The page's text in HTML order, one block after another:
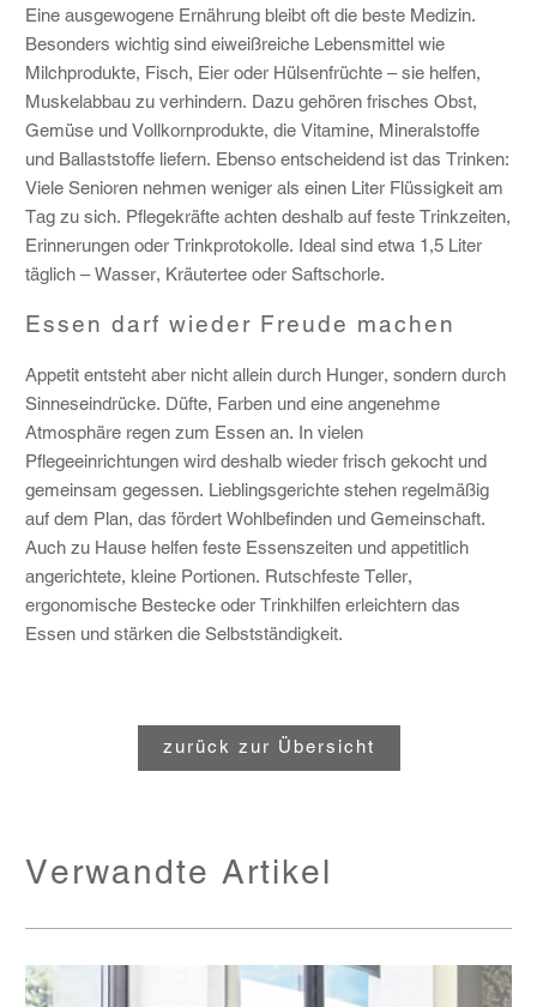
Eine ausgewogene Ernährung bleibt oft die beste Medizin.
Besonders wichtig sind eiweißreiche Lebensmittel wie
Milchprodukte, Fisch, Eier oder Hülsenfrüchte – sie helfen,
Muskelabbau zu verhindern. Dazu gehören frisches Obst,
Gemüse und Vollkornprodukte, die Vitamine, Mineralstoffe
und Ballaststoffe liefern. Ebenso entscheidend ist das Trinken:
Viele Senioren nehmen weniger als einen Liter Flüssigkeit am
Tag zu sich. Pflegekräfte achten deshalb auf feste Trinkzeiten,
Erinnerungen oder Trinkprotokolle. Ideal sind etwa 1,5 Liter
täglich – Wasser, Kräutertee oder Saftschorle.
Essen darf wieder Freude machen
Appetit entsteht aber nicht allein durch Hunger, sondern durch
Sinneseindrücke. Düfte, Farben und eine angenehme
Atmosphäre regen zum Essen an. In vielen
Pflegeeinrichtungen wird deshalb wieder frisch gekocht und
gemeinsam gegessen. Lieblingsgerichte stehen regelmäßig
auf dem Plan, das fördert Wohlbefinden und Gemeinschaft.
Auch zu Hause helfen feste Essenszeiten und appetitlich
angerichtete, kleine Portionen. Rutschfeste Teller,
ergonomische Bestecke oder Trinkhilfen erleichtern das
Essen und stärken die Selbstständigkeit.
zurück zur Übersicht
Verwandte Artikel